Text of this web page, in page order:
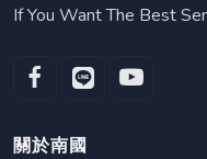
If You Want The Best
關於南國